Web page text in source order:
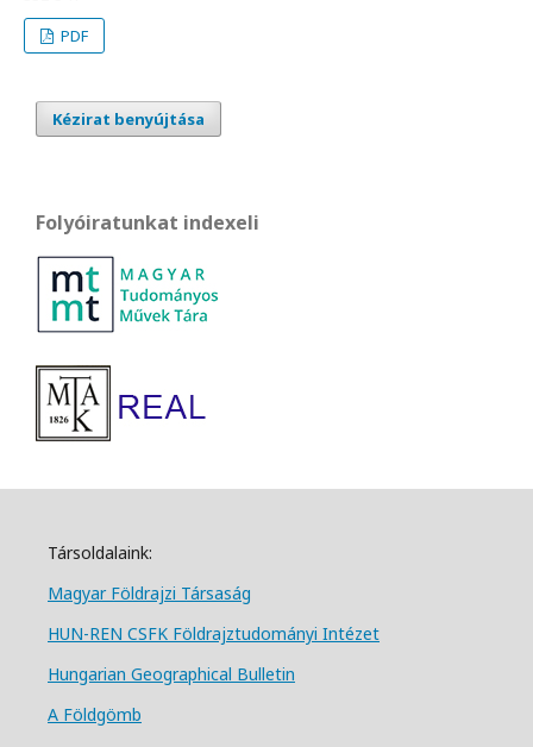
PDF
Kézirat benyújtása
Folyóiratunkat indexeli
Társoldalaink:
Magyar Földrajzi Társaság
HUN-REN CSFK Földrajztudományi Intézet
Hungarian Geographical Bulletin
A Földgömb